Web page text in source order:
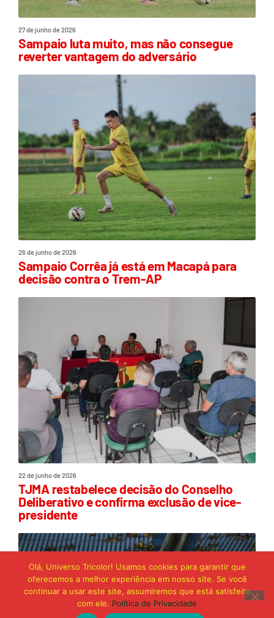
27 de junho de 2026
Sampaio luta muito, mas não consegue
reverter vantagem do adversário
26 de junho de 2026
Sampaio Corrêa já está em Macapá para
decisão contra o Trem-AP
22 de junho de 2026
TJMA restabelece decisão do Conselho
Deliberativo e confirma exclusão de vice-
presidente
Olá, Universo Tricolor! Usamos cookies para garantir que
oferecemos a melhor experiência em nosso site. Se você
continuar a usar este site, assumiremos que está satisfeito
com ele. Política de Privacidade